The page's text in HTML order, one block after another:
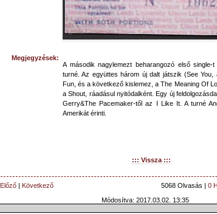
Megjegyzések:
A második nagylemezt beharangozó első single-
turné. Az együttes három új dalt játszik (See
Fun, és a következő kislemez, a The Meaning Of
a Shout, ráadásul nyitódalként. Egy új
Gerry&The Pacemaker-től az I Like It. A turné
Amerikát érinti.
::: Vissza :::
Előző | Következő 5068 Olvasás | 0
Módosítva: 2017.03.02. 13:35